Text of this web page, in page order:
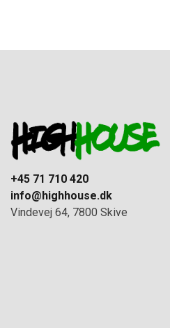
+45 71 710 420
info@highhouse.dk
Vindevej 64, 7800 Skive